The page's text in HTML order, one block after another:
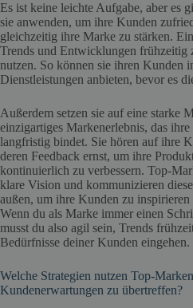
Es ist keine leichte Aufgabe, aber es
sie anwenden, um ihre Kunden
gleichzeitig ihre Marke zu stärken.
Trends und Entwicklungen frühzeitig
nutzen. So können sie ihren Kunden
Dienstleistungen anbieten, bevor es
Außerdem setzen sie auf eine starke
einzigartiges Markenerlebnis, das
langfristig bindet. Sie hören auf ihre
deren Feedback ernst, um ihre
kontinuierlich zu verbessern. Top-
klare Vision und kommunizieren
außen, um ihre Kunden zu inspirieren
Wenn du als Marke immer einen
musst du also agil sein, Trends
Bedürfnisse deiner Kunden eingehen.
Welche Strategien nutzen Top-
Kundenerwartungen zu übertreffen?